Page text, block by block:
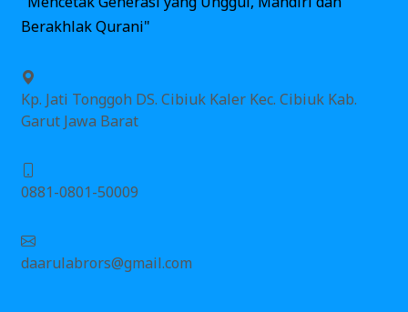
Berakhlak Qurani"
Kp. Jati Tonggoh DS. Cibiuk Kaler Kec. Cibiuk Kab.
Garut Jawa Barat
0881-0801-50009
daarulabrors@gmail.com